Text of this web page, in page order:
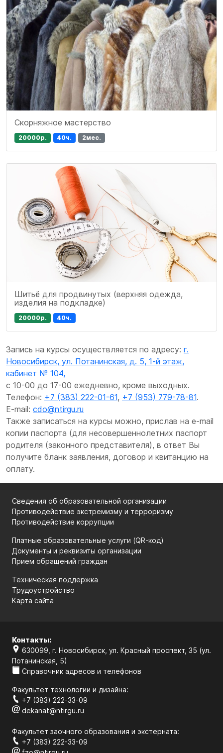
Скорняжное мастерство
20000р. 40ч. 2мес.
Шитьё для продвинутых (верхняя одежда,
изделия на подкладке)
20000р. 40ч.
Запись на курсы осуществляется по адресу: г.
Новосибирск, ул. Потанинская, д. 5, 1-й этаж,
кабинет № 104,
с 10-00 до 17-00 ежедневно, кроме выходных.
Телефон: +7 (383) 222-01-61, +7 (953) 779-78-81.
E-mail: cdo@ntirgu.ru
Также записаться на курсы можно, прислав на e-mail
копии паспорта (для несовершеннолетних паспорт
родителя (законного представителя), в ответ Вы
получите бланк заявления, договор и квитанцию на
оплату.
Сведения об образовательной организации
Противодействие экстремизму и терроризму
Противодействие коррупции
Платные образовательные услуги (QR-код)
Документы и реквизиты организации
Прием обращений граждан
Техническая поддержка
Трудоустройство
Карта сайта
Контакты:
630099, г. Новосибирск, ул. Красный проспект, 35 (ул.
Потанинская, 5)
Справочник адресов и телефонов
Факультет технологии и дизайна:
+7 (383) 222-33-09
dekanat@ntirgu.ru
Факультет заочного образования и экстерната:
+7 (383) 222-33-09